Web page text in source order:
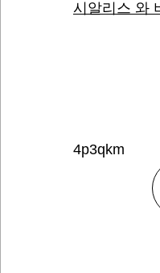
시알리스 와
4p3qkm